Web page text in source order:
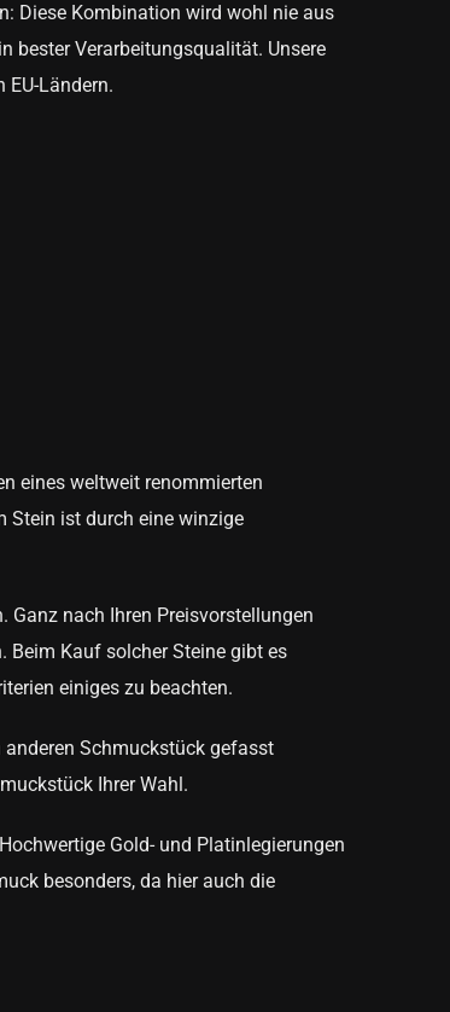
Diese Kombination wird wohl nie aus
bester Verarbeitungsqualität. Unsere
EU-Ländern.
eines weltweit renommierten
Stein ist durch eine winzige
Ganz nach Ihren Preisvorstellungen
. Beim Kauf solcher Steine gibt es
einiges zu beachten.
Schmuckstück gefasst
Ihrer Wahl.
Gold- und Platinlegierungen
besonders, da hier auch die